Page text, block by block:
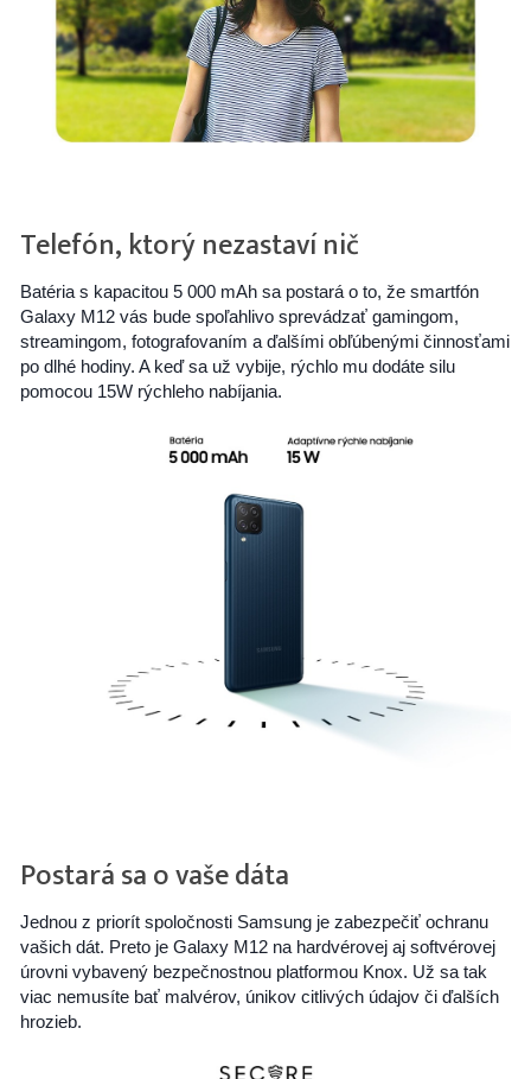
Telefón, ktorý nezastaví nič
Batéria s kapacitou 5 000 mAh sa postará o to, že smartfón
Galaxy M12 vás bude spoľahlivo sprevádzať gamingom,
streamingom, fotografovaním a ďalšími obľúbenými činnosťami
po dlhé hodiny. A keď sa už vybije, rýchlo mu dodáte silu
pomocou 15W rýchleho nabíjania.
Postará sa o vaše dáta
Jednou z priorít spoločnosti Samsung je zabezpečiť ochranu
vašich dát. Preto je Galaxy M12 na hardvérovej aj softvérovej
úrovni vybavený bezpečnostnou platformou Knox. Už sa tak
viac nemusíte bať malvérov, únikov citlivých údajov či ďalších
hrozieb.